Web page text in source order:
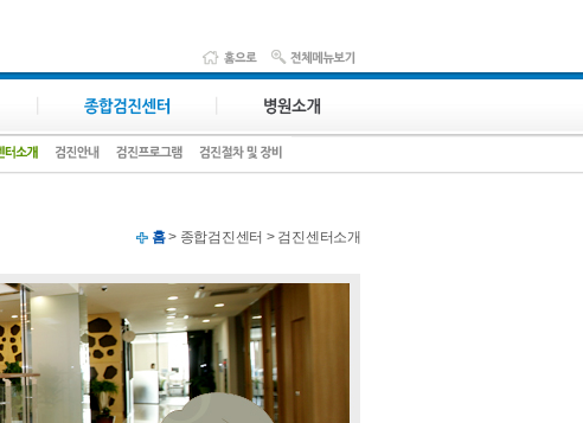
홈> 종합검진센터 > 검진센터소개